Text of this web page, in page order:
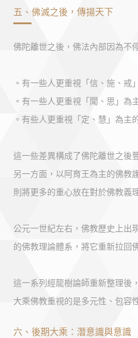
五、佛滅之後，傳揚天下
佛陀離世之後，佛法內部因為不
。有一些人更重視「信、施、戒
。有一些人更重視「聞、思」為
。有些人更重視「定、慧」為主
這一些差異構成了佛陀離世之後
另一方面，以阿育王為主的佛教
則將更多的重心放在對於佛教義
公元一世紀左右，佛教歷史上
的佛教理論體系，將它重新拉回
這一系列經龍樹論師重新整理後
大乘佛教重視的是多元性、包容
六、後期大乘：潛意識與意識